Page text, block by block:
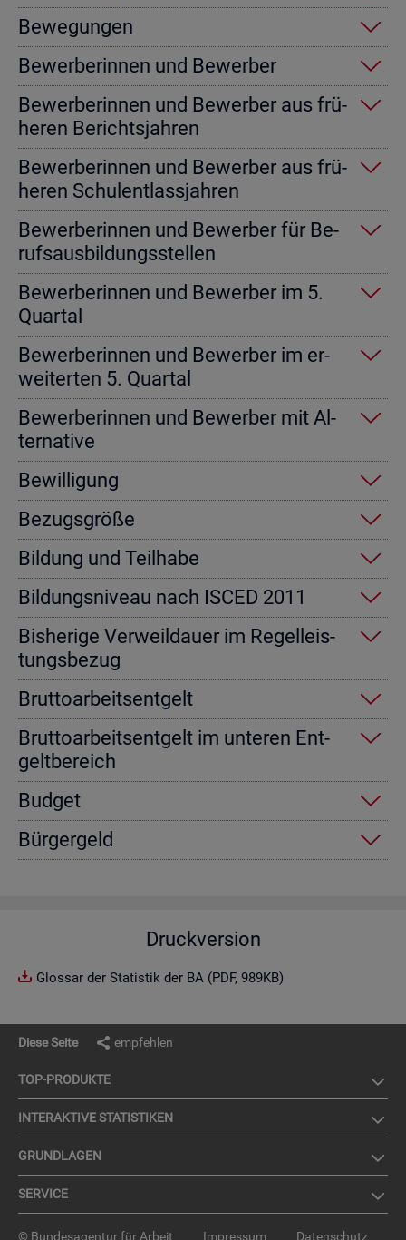
Be­we­gun­gen
Be­wer­be­rin­nen und Be­wer­ber
Be­wer­be­rin­nen und Be­wer­ber aus frü­
he­ren Be­richts­jah­ren
Be­wer­be­rin­nen und Be­wer­ber aus frü­
he­ren Schul­ent­lass­jah­ren
Be­wer­be­rin­nen und Be­wer­ber für Be­
rufs­aus­bil­dungs­stel­len
Be­wer­be­rin­nen und Be­wer­ber im 5.
Quar­tal
Be­wer­be­rin­nen und Be­wer­ber im er­
wei­ter­ten 5. Quar­tal
Be­wer­be­rin­nen und Be­wer­ber mit Al­
ter­na­ti­ve
Be­wil­li­gung
Be­zugs­grö­ße
Bil­dung und Teil­ha­be
Bil­dungs­ni­veau nach ISCED 2011
Bis­he­ri­ge Ver­weil­dau­er im Re­gel­leis­
tungs­be­zug
Brut­to­ar­beits­ent­gelt
Brut­to­ar­beits­ent­gelt im un­te­ren Ent­
gelt­be­reich
Bud­get
Bür­ger­geld
Druckversion
Glossar der Statistik der BA (PDF, 989KB)
Diese Seite empfehlen
TOP-PRO­DUK­TE
IN­TER­AK­TI­VE STA­TIS­TI­KEN
GRUND­LA­GEN
SER­VICE
© Bundesagentur für Arbeit Impressum Datenschutz